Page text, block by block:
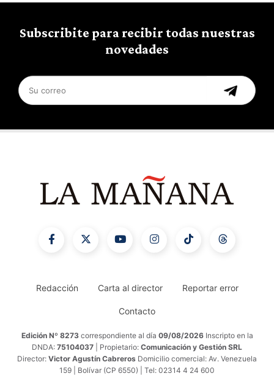
Subscribite para recibir todas nuestras
novedades
Redacción Carta al director Reportar error
Contacto
Edición Nº 8273 correspondiente al día 09/08/2026 Inscripto en la
DNDA: 75104037 | Propietario: Comunicación y Gestión SRL
Director: Victor Agustín Cabreros Domicilio comercial: Av. Venezuela
159 | Bolívar (CP 6550) | Tel: 02314 4 24 600